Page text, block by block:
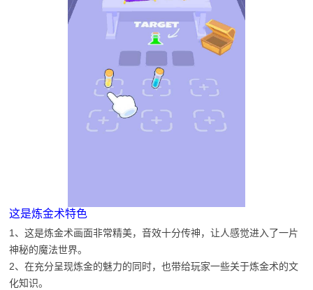
这是炼金术特色
1、这是炼金术画面非常精美，音效十分传神，让人感觉进入了一片
神秘的魔法世界。
2、在充分呈现炼金的魅力的同时，也带给玩家一些关于炼金术的文
化知识。